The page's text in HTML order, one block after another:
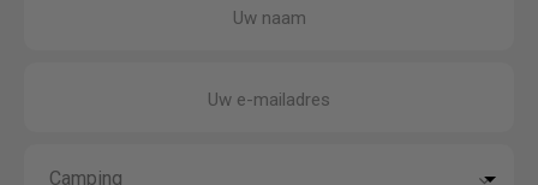
Uw naam
Uw e-mailadres